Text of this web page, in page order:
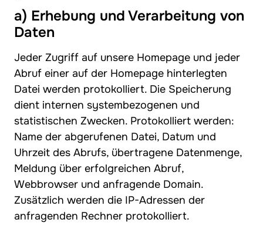
a) Erhebung und Verarbeitung von
Daten
Jeder Zugriff auf unsere Homepage und jeder
Abruf einer auf der Homepage hinterlegten
Datei werden protokolliert. Die Speicherung
dient internen systembezogenen und
statistischen Zwecken. Protokolliert werden:
Name der abgerufenen Datei, Datum und
Uhrzeit des Abrufs, übertragene Datenmenge,
Meldung über erfolgreichen Abruf,
Webbrowser und anfragende Domain.
Zusätzlich werden die IP-Adressen der
anfragenden Rechner protokolliert.